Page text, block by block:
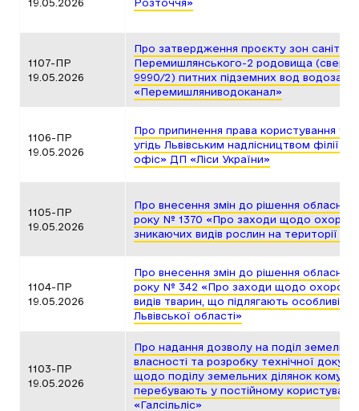
19.05.2026 Розточчя»
1107-ПР
19.05.2026
Про затвердження проєкту зон
Перемишлянського-2 родовища
9990/2) питних підземних вод
«Перемишляниводоканал»
1106-ПР
19.05.2026
Про припинення права користування
угідь Львівським надлісництвом філії
офіс» ДП «Ліси України»
1105-ПР
19.05.2026
Про внесення змін до рішення обласної
року № 1370 «Про заходи щодо охорони
зникаючих видів рослин на території
1104-ПР
19.05.2026
Про внесення змін до рішення обласної
року № 342 «Про заходи щодо охорони
видів тварин, що підлягають особливій
Львівської області»
1103-ПР
19.05.2026
Про надання дозволу на поділ
власності та розробку технічної
щодо поділу земельних ділянок
перебувають у постійному
«Галсільліс»